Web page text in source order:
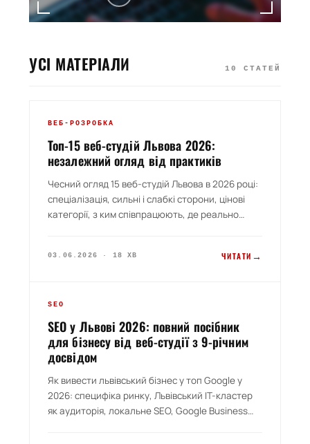
УСІ МАТЕРІАЛИ 10 СТАТЕЙ
ВЕБ-РОЗРОБКА
Топ-15 веб-студій Львова 2026:
незалежний огляд від практиків
Чесний огляд 15 веб-студій Львова в 2026 році:
спеціалізація, сильні і слабкі сторони, цінові
категорії, з ким співпрацюють, де реально
публічних даних, портфоліо, відгуках клієнтів,
03.06.2026 · 18 ХВ ЧИТАТИ →
SEO
SEO у Львові 2026: повний посібник
для бізнесу від веб-студії з 9-річним
досвідом
Як вивести львівський бізнес у топ Google у
2026: специфіка ринку, Львівський IT-кластер
як аудиторія, локальне SEO, Google Business